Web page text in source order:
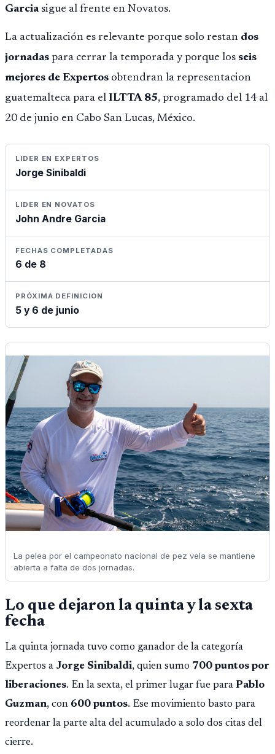
Garciasigue al frente en Novatos.
La actualización es relevante porque solo restan dos
jornadas para cerrar la temporada y porque los seis
mejores de Expertos obtendran la representacion
guatemalteca para el ILTTA 85, programado del 14 al
20 de junio en Cabo San Lucas, México.
LIDER EN EXPERTOS
Jorge Sinibaldi
LIDER EN NOVATOS
John Andre Garcia
FECHAS COMPLETADAS
6 de 8
PRÓXIMA DEFINICION
5 y 6 de junio
La pelea por el campeonato nacional de pez vela se mantiene
abierta a falta de dos jornadas.
Lo que dejaron la quinta y la sexta
fecha
La quinta jornada tuvo como ganador de la categoría
Expertos a Jorge Sinibaldi, quien sumo 700 puntos por
liberaciones. En la sexta, el primer lugar fue para Pablo
Guzman, con 600 puntos. Ese movimiento basto para
reordenar la parte alta del acumulado a solo dos citas del
cierre.